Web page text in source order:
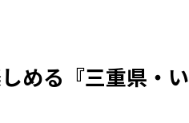
める『三重県・い